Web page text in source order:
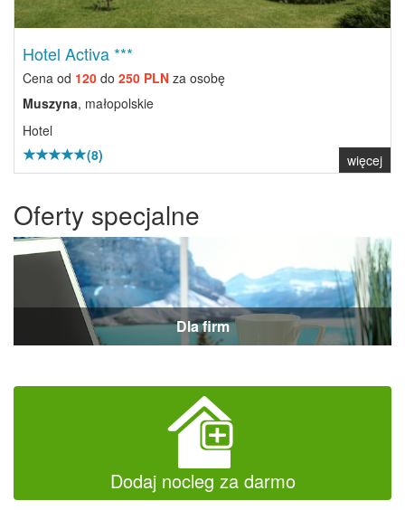
Hotel Activa ***
Cena od 120 do 250 PLN za osobę
Muszyna, małopolskie
Hotel
(8)
więcej
Oferty specjalne
Dla firm
Dodaj nocleg za darmo